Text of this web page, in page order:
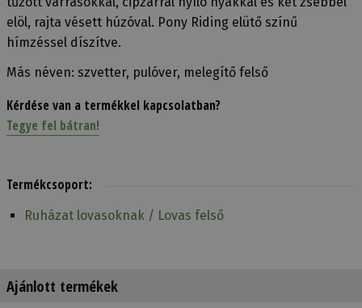
elöl, rajta vésett húzóval. Pony Riding elütő színű
hímzéssel díszítve.
Más néven: szvetter, pulóver, melegítő felső
Kérdése van a termékkel kapcsolatban?
Tegye fel bátran!
Termékcsoport:
Ruházat lovasoknak / Lovas felső
Ajánlott termékek